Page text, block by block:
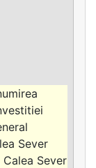
Sever
Sever